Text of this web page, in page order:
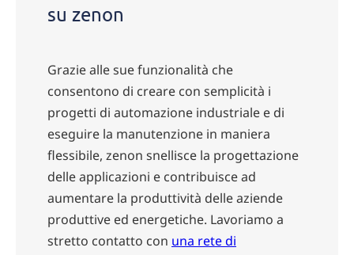
su zenon
Grazie alle sue funzionalità che
consentono di creare con semplicità i
progetti di automazione industriale e di
eseguire la manutenzione in maniera
flessibile, zenon snellisce la progettazione
delle applicazioni e contribuisce ad
aumentare la produttività delle aziende
produttive ed energetiche. Lavoriamo a
stretto contatto con una rete di